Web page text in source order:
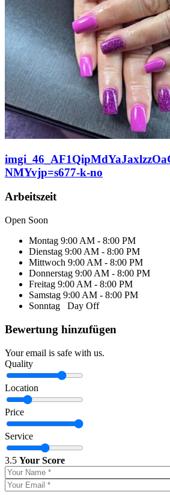
NMYvjp=s677-k-no
Arbeitszeit
Open Soon
Montag 9:00 AM - 8:00 PM
Dienstag 9:00 AM - 8:00 PM
Mittwoch 9:00 AM - 8:00 PM
Donnerstag 9:00 AM - 8:00 PM
Freitag 9:00 AM - 8:00 PM
Samstag 9:00 AM - 8:00 PM
Sonntag Day Off
Bewertung hinzufügen
Your email is safe with us.
Quality
Location
Price
Service
3.5 Your Score